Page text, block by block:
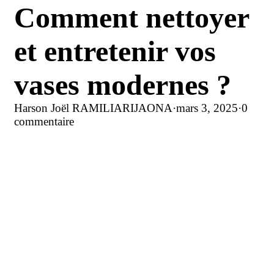
Comment nettoyer
et entretenir vos
vases modernes ?
Harson Joël RAMILIARIJAONA·mars 3, 2025·0
commentaire